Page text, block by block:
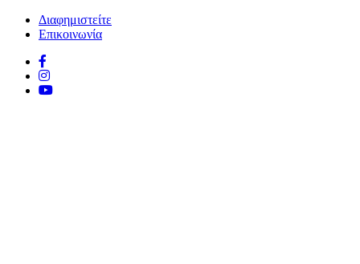
Διαφημιστείτε
Επικοινωνία